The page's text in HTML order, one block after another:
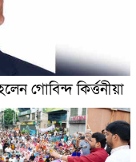
গোবিন্দ কির্ত্তনীয়া